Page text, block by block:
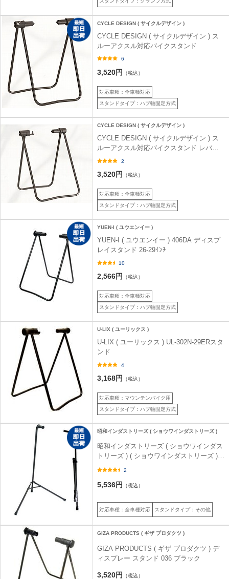
CYCLE DESIGN ( サイクルデザイン )
CYCLE DESIGN ( サイクルデザイン ) ス
ルーアクスル対応バイクスタンド
6
3,520円 （税込）
対応車種：全車種対応
スタンドタイプ：ハブ軸固定方式
CYCLE DESIGN ( サイクルデザイン )
CYCLE DESIGN ( サイクルデザイン ) ス
ルーアクスル対応バイクスタンド レバー
タイプ
2
3,520円 （税込）
対応車種：全車種対応
スタンドタイプ：ハブ軸固定方式
YUEN-I ( ユウエンイー )
YUEN-I ( ユウエンイー ) 406DA ディスプ
レイスタンド 26-29ｲﾝﾁ
10
2,566円 （税込）
対応車種：全車種対応
スタンドタイプ：ハブ軸固定方式
U-LIX ( ユーリックス )
U-LIX ( ユーリックス ) UL-302N-29ERスタ
ンド
4
3,168円 （税込）
対応車種：マウンテンバイク用
スタンドタイプ：ハブ軸固定方式
昭和インダストリーズ ( ショウワインダストリーズ )
昭和インダストリーズ ( ショウワインダス
トリーズ ) ( ショウワインダストリーズ )
2
5,536円 （税込）
対応車種：全車種対応 スタンドタイプ：その他
GIZA PRODUCTS ( ギザ プロダクツ )
GIZA PRODUCTS ( ギザ プロダクツ ) デ
ィスプレー スタンド 036 ブラック
3,520円 （税込）